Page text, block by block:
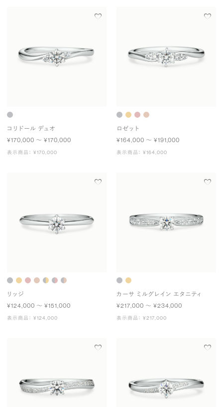
コリドール デュオ
¥170,000 〜 ¥170,000
表示商品： ¥170,000
ロゼット
¥164,000 〜 ¥191,000
表示商品： ¥164,000
リッジ
¥124,000 〜 ¥151,000
表示商品： ¥124,000
カーサ ミルグレイン エタニティ
¥217,000 〜 ¥234,000
表示商品： ¥217,000